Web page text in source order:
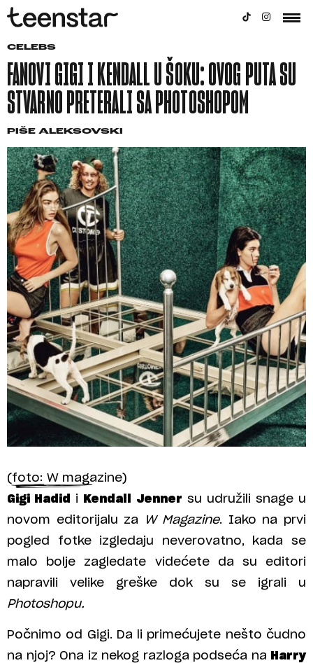
CELEBS
FANOVI GIGI I KENDALL U ŠOKU: OVOG PUTA SU
STVARNO PRETERALI SA PHOTOSHOPOM
PIŠE ALEKSOVSKI
(foto: W magazine)
Gigi Hadid
i Kendall Jenner su udružili snage u
novom editorijalu za
W Magazine. Iako na prvi
pogled fotke izgledaju neverovatno, kada se
malo bolje zagledate videćete da su editori
napravili velike greške dok su se igrali u
Photoshopu.
Počnimo od Gigi. Da li primećujete nešto čudno
na njoj? Ona iz nekog razloga podseća na Harry